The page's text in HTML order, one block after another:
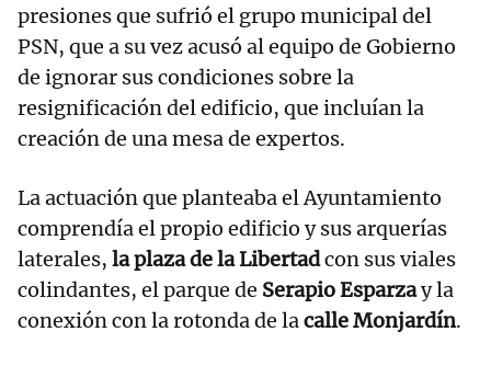
presiones que sufrió el grupo municipal del
PSN, que a su vez acusó al equipo de Gobierno
de ignorar sus condiciones sobre la
resignificación del edificio, que incluían la
creación de una mesa de expertos.
La actuación que planteaba el Ayuntamiento
comprendía el propio edificio y sus arquerías
laterales, la plaza de la Libertadcon sus viales
colindantes, el parque de Serapio Esparzay la
conexión con la rotonda de lacalle Monjardín.